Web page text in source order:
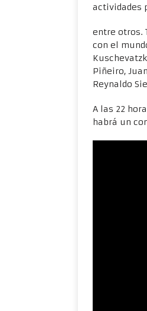
actividades
entre otros.
con el
Piñeiro,
Reynaldo
A las 22
habrá un